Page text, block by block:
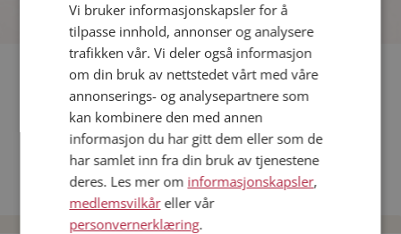
Fler single
Andre single fra Bamble
Menn fra Bamble
Date kvinner i Norge
Date menn i Norge
Vi bruker informasjonskapsler for å
tilpasse innhold, annonser og analysere
trafikken vår. Vi deler også informasjon
om din bruk av nettstedet vårt med våre
annonserings- og analysepartnere som
kan kombinere den med annen
informasjon du har gitt dem eller som de
har samlet inn fra din bruk av tjenestene
deres. Les mer om informasjonskapsler,
medlemsvilkåreller vår
personvernerklæring.